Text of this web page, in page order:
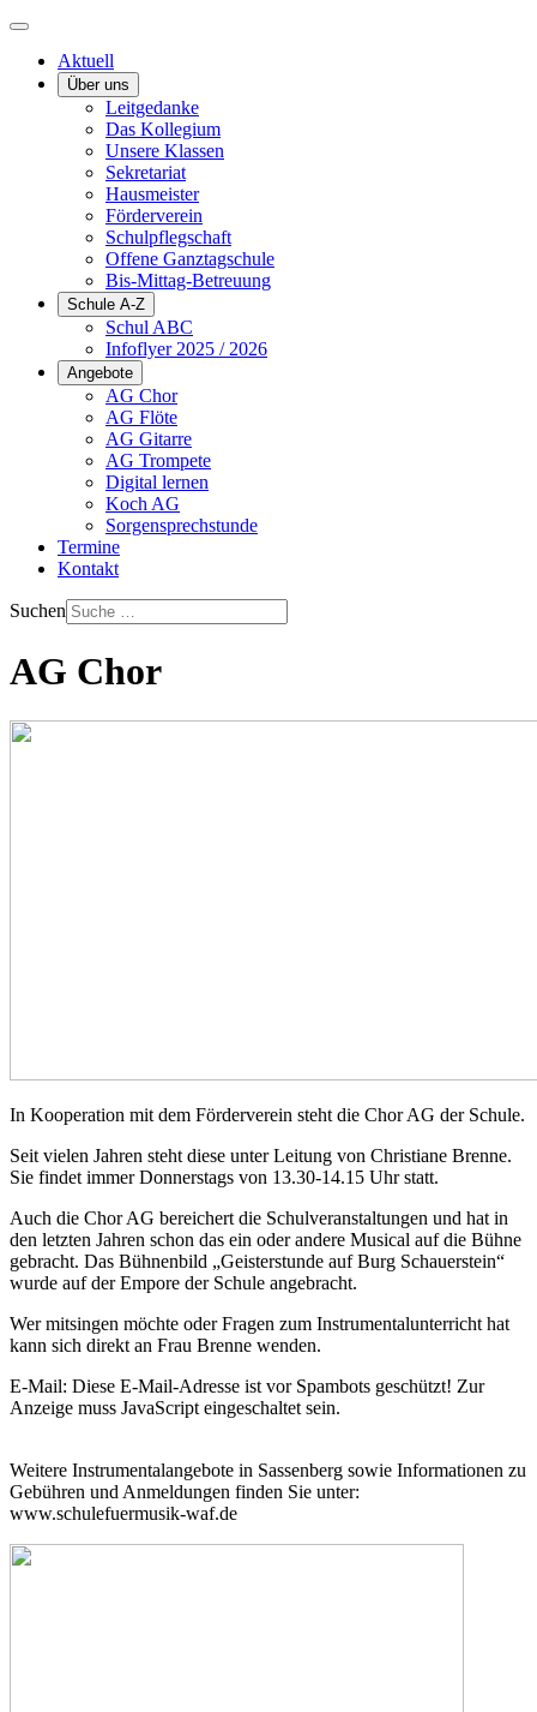
Aktuell
Über uns
Leitgedanke
Das Kollegium
Unsere Klassen
Sekretariat
Hausmeister
Förderverein
Schulpflegschaft
Offene Ganztagschule
Bis-Mittag-Betreuung
Schule A-Z
Schul ABC
Infoflyer 2025 / 2026
Angebote
AG Chor
AG Flöte
AG Gitarre
AG Trompete
Digital lernen
Koch AG
Sorgensprechstunde
Termine
Kontakt
Suchen
AG Chor
In Kooperation mit dem Förderverein steht die Chor AG der Schule.
Seit vielen Jahren steht diese unter Leitung von Christiane Brenne.
Sie findet immer Donnerstags von 13.30-14.15 Uhr statt.
Auch die Chor AG bereichert die Schulveranstaltungen und hat in
den letzten Jahren schon das ein oder andere Musical auf die Bühne
gebracht. Das Bühnenbild „Geisterstunde auf Burg Schauerstein“
wurde auf der Empore der Schule angebracht.
Wer mitsingen möchte oder Fragen zum Instrumentalunterricht hat
kann sich direkt an Frau Brenne wenden.
E-Mail: Diese E-Mail-Adresse ist vor Spambots geschützt! Zur
Anzeige muss JavaScript eingeschaltet sein.
Weitere Instrumentalangebote in Sassenberg sowie Informationen zu
Gebühren und Anmeldungen finden Sie unter:
www.schulefuermusik-waf.de